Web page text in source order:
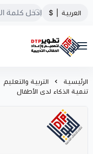
العربية $
تطوير الحقائب
الرئيسية التربية والتعليم
تنمية الذكاء لدى الأطفال